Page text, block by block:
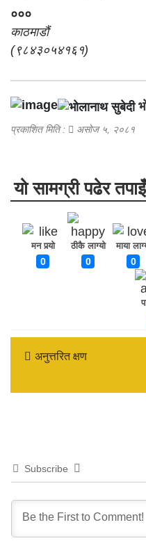
०००
काठमाडौं
(९८४३०५४१६१)
प्रकाशित मिति : असोज ५, २०८१
यो सामग्री पढेर
मन पर्‍यो
0
ठीकै लाग्यो
0
माया
0
अनुत्तरित क्षण
Subscribe